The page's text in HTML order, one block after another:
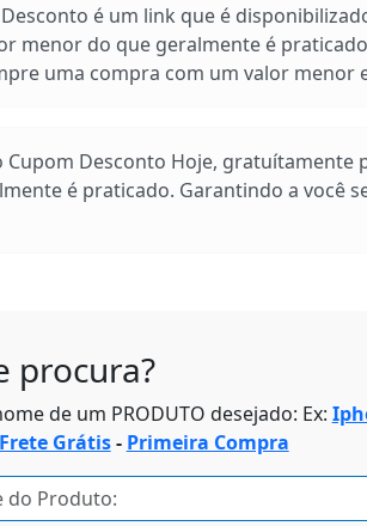
é um link que é
menor do que geralmente é
uma compra com um valor menor
Desconto Hoje,
é praticado. Garantindo a você
procura?
de um PRODUTO desejado: Ex:
Frete Grátis- Primeira Compra